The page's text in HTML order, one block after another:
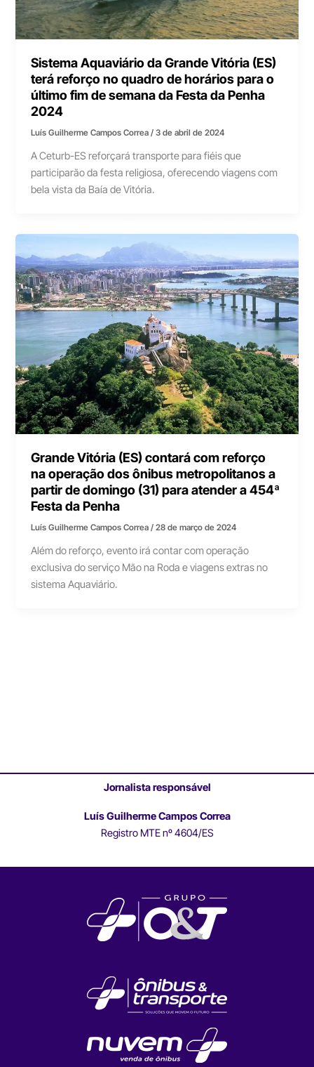
Sistema Aquaviário da Grande Vitória (ES)
terá reforço no quadro de horários para o
último fim de semana da Festa da Penha
2024
Luís Guilherme Campos Correa/3 de abril de 2024
A Ceturb-ES reforçará transporte para fiéis que
participarão da festa religiosa, oferecendo viagens com
bela vista da Baía de Vitória.
Grande Vitória (ES) contará com reforço
na operação dos ônibus metropolitanos a
partir de domingo (31) para atender a 454ª
Festa da Penha
Luís Guilherme Campos Correa/28 de março de 2024
Além do reforço, evento irá contar com operação
exclusiva do serviço Mão na Roda e viagens extras no
sistema Aquaviário.
Jornalista responsável
Luís Guilherme Campos Correa
Registro MTE nº 4604/ES